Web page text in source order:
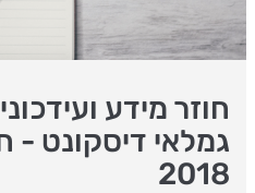
חוזר מידע
גמלאי דיסקונט -
2018